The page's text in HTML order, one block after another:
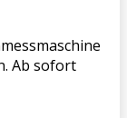
Ab sofort